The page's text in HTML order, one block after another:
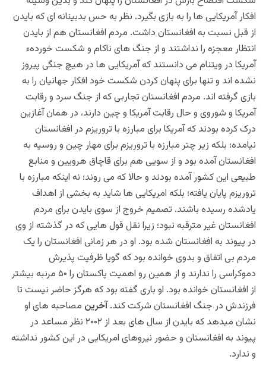
افکار آمریکایی ها را به بازی بگیرد. نظر به حس بدبینانه ای که بایدن
از قبل نسبت به افغانستان داشت. مردم افغانستان هم از بایدن
انتظار معجزه را نداشتند و از جنگ های ناکام و شکست خوردهء
آمریکا در ویتنام می دانستند که آمریکایی ها در هیچ جنگی پیروز
نشده اند و تنها برای پنهان کردن شکست خود افکار جهانیان را به
بازی گرفته اند. مردم افغانستان تجاربی که از جنگ سرد و رقابت
آمریکا و شوروی و حال رقابت آمریکا و چین دارند، در همان آغازین
درک کرده بودند که آمریکا برای مبارزه با تروریزم در افغانستان
نیامده؛ بلکه زیر چتر مبارزه با تروریزم برای مهار چین و روسیه به
افغانستان آمده بود و از سویی هم برای قاچاق هرویین و منابع
طبیعی این کشور آمده بودند و حالا که می روند؛ نه اینکه مبارزه با
تروریزم پایان یافته؛ بلکه امریکایی ها شاید به بخشی از اهداف
یادشده رسیده باشند. تصمیم خروج از سوی بایدن برای مردم
افغانستان غیر مترقبه نبود؛ زیرا نقل قول هایی که در گذشته از وی
در پیوند به افغانستان شده بود. او در هر زمانی افغانستان را یک
مردم بی اتفاق و بدوی خوانده بود که گویا ظرفیت پذیرش
دموکراسی را ندارند و از همین رو اهمیت پاکستان را ۵۰ مرنبه بیشتر
از افغانستان خوانده بود. او باری گفته بود که هرگز حاضر نیست تا
فرزندش در جنگ افغانستان شرکت کند.آخرین مصاحبه های او
نشان میدهد که بایدن از سال های بعد از ۲۰۰۲ نظر مساعد در
پیوند به افغانستان و حضور نیروهای امریکایی در این کشور نداشته
و ندارد.